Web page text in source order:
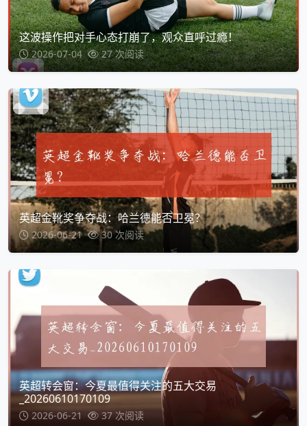
这波操作把对手心态打崩了，观众直呼过瘾！
2026-07-04 27 次阅读
英超金靴奖争夺战：哈兰德能否卫冕？
2026-06-21 30 次阅读
英超转会窗：今夏最值得关注的五大交易
_20260610170109
2026-06-21 37 次阅读